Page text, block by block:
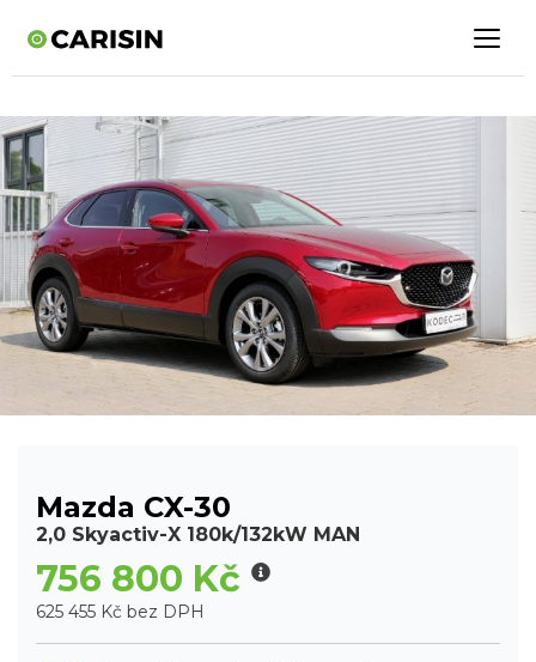
Mazda CX-30
2,0 Skyactiv-X 180k/132kW MAN
756 800 Kč
625 455 Kč bez DPH